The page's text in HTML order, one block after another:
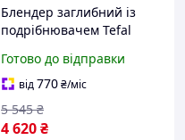
Блендер заглибний із
подрібнювачем Tefal
насадками 20 швидкостей
+ Турборежим
Електричний блендер 500
мл ТОП
Готово до відправки
від770₴/міс
4 620₴
5 545 ₴